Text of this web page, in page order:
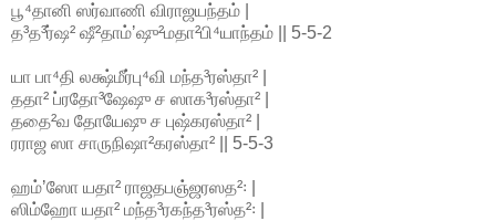
பூ⁴தானி ஸர்வாணி விராஜயந்தம் |
த³த³ர்ஷ² ஷீ²தாம்ʼஷு²மதா²பி⁴யாந்தம் || 5-5-2
யா பா⁴தி லக்ஷ்மீர்பு⁴வி மந்த³ரஸ்தா² |
ததா² ப்ரதோ³ஷேஷு ச ஸாக³ரஸ்தா² |
ததை²வ தோயேஷு ச புஷ்கரஸ்தா² |
ரராஜ ஸா சாருநிஷா²கரஸ்தா² || 5-5-3
ஹம்ʼஸோ யதா² ராஜதபஞ்ஜரஸத²꞉ |
ஸிம்ஹோ யதா² மந்த³ரகந்த³ரஸ்த²꞉ |